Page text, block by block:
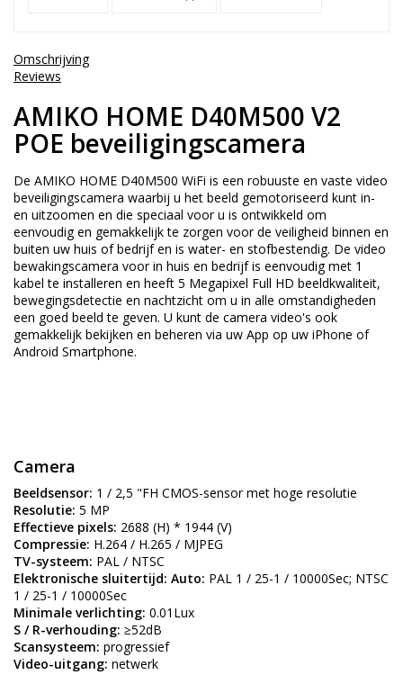
Omschrijving
Reviews
AMIKO HOME D40M500 V2
POE beveiligingscamera
De AMIKO HOME D40M500 WiFi is een robuuste en vaste video
beveiligingscamera waarbij u het beeld gemotoriseerd kunt in-
en uitzoomen en die speciaal voor u is ontwikkeld om
eenvoudig en gemakkelijk te zorgen voor de veiligheid binnen en
buiten uw huis of bedrijf en is water- en stofbestendig. De video
bewakingscamera voor in huis en bedrijf is eenvoudig met 1
kabel te installeren en heeft 5 Megapixel Full HD beeldkwaliteit,
bewegingsdetectie en nachtzicht om u in alle omstandigheden
een goed beeld te geven. U kunt de camera video's ook
gemakkelijk bekijken en beheren via uw App op uw iPhone of
Android Smartphone.
Camera
Beeldsensor: 1 / 2,5 "FH CMOS-sensor met hoge resolutie
Resolutie: 5 MP
Effectieve pixels: 2688 (H) * 1944 (V)
Compressie: H.264 / H.265 / MJPEG
TV-systeem: PAL / NTSC
Elektronische sluitertijd: Auto: PAL 1 / 25-1 / 10000Sec; NTSC
1 / 25-1 / 10000Sec
Minimale verlichting: 0.01Lux
S / R-verhouding: ≥52dB
Scansysteem: progressief
Video-uitgang: netwerk